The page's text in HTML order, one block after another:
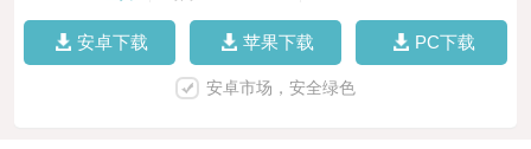
安卓下载 苹果下载 PC下载
安卓市场，安全绿色